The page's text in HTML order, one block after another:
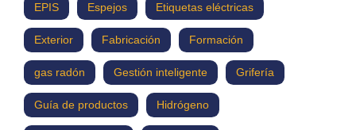
EPIS Espejos Etiquetas eléctricas
Exterior Fabricación Formación
gas radón Gestión inteligente Grifería
Guía de productos Hidrógeno